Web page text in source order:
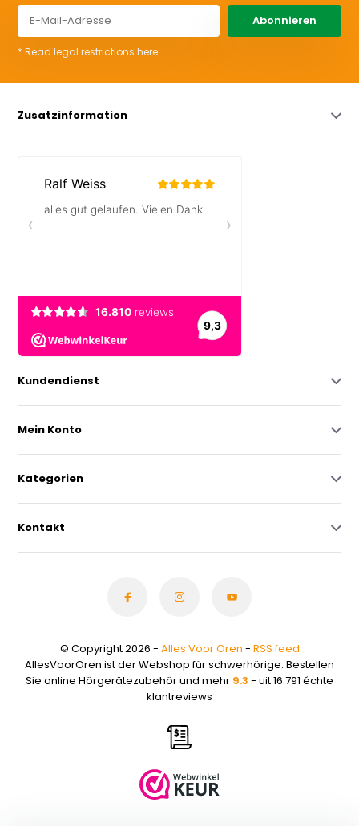
Abonnieren
* Read legal restrictions here
Zusatzinformation
Kundendienst
Mein Konto
Kategorien
Kontakt
© Copyright 2026 - Alles Voor Oren - RSS feed
AllesVoorOren ist der Webshop für schwerhörige. Bestellen
Sie online Hörgerätezubehör und mehr 9.3 - uit 16.791 échte
klantreviews